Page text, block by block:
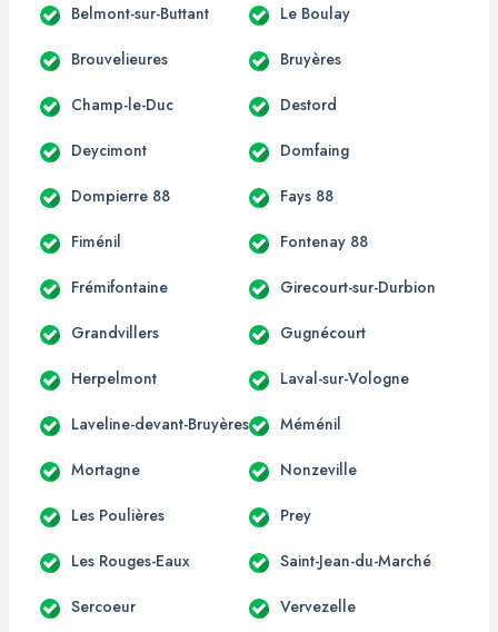
Belmont-sur-Buttant Le Boulay
Brouvelieures Bruyères
Champ-le-Duc Destord
Deycimont Domfaing
Dompierre 88 Fays 88
Fiménil Fontenay 88
Frémifontaine Girecourt-sur-Durbion
Grandvillers Gugnécourt
Herpelmont Laval-sur-Vologne
Laveline-devant-Bruyères Méménil
Mortagne Nonzeville
Les Poulières Prey
Les Rouges-Eaux Saint-Jean-du-Marché
Sercoeur Vervezelle